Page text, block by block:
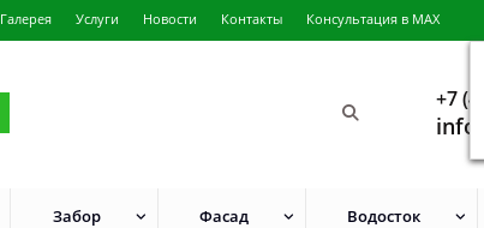
Галерея Услуги Новости Контакты Консультация в MAX
+7
Забор Фасад Водосток